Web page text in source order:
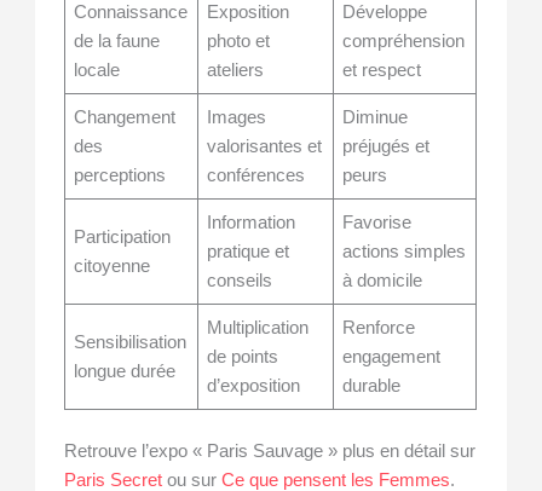
Connaissance
de la faune
locale
Exposition
photo et
ateliers
Développe
compréhension
et respect
Changement
des
perceptions
Images
valorisantes et
conférences
Diminue
préjugés et
peurs
Participation
citoyenne
Information
pratique et
conseils
Favorise
actions simples
à domicile
Sensibilisation
longue durée
Multiplication
de points
d’exposition
Renforce
engagement
durable
Retrouve l’expo « Paris Sauvage » plus en détail sur
Paris Secret ou surCe que pensent les Femmes.